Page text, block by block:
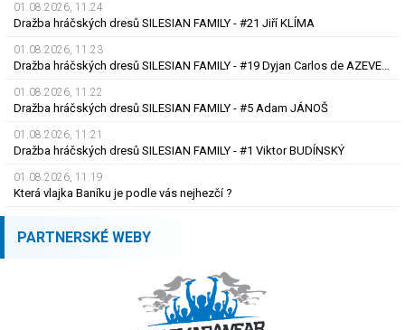
01.08.2026, 11.24
Dražba hráčských dresů SILESIAN FAMILY - #21 Jiří KLÍMA
01.08.2026, 11.23
Dražba hráčských dresů SILESIAN FAMILY - #19 Dyjan Carlos de AZEVEDO
01.08.2026, 11.22
Dražba hráčských dresů SILESIAN FAMILY - #5 Adam JÁNOŠ
01.08.2026, 11.21
Dražba hráčských dresů SILESIAN FAMILY - #1 Viktor BUDÍNSKÝ
01.08.2026, 11.19
Která vlajka Baníku je podle vás nejhezčí ?
PARTNERSKÉ WEBY